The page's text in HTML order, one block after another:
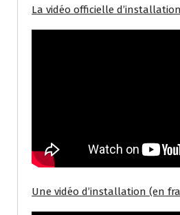
La vidéo officielle
Une vidéo d’installation (en